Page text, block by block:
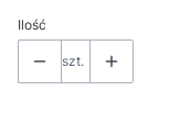
Ilość
szt.